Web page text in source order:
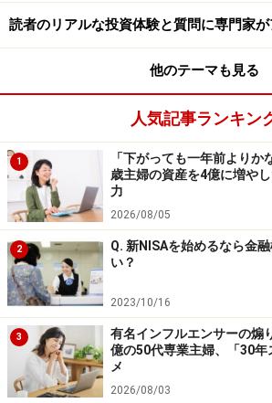
読者のリアルな投資体験と質問に専門家
他のテーマも見る
人気記事ランキン
1
「下がっても一年前より
歳主婦の資産を4億に増や
力
2026/08/05
2
Q. 新NISAを始めるなら金
い？
2023/10/16
3
有名インフルエンサーの煽
億の50代専業主婦、「30年
メ
2026/08/03